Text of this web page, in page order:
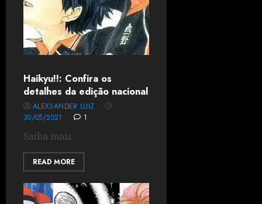
Haikyu!!: Confira os
detalhes da edição nacional
ALEXSANDER LUIZ
30/05/2021
1
Saiba mais.
READ MORE